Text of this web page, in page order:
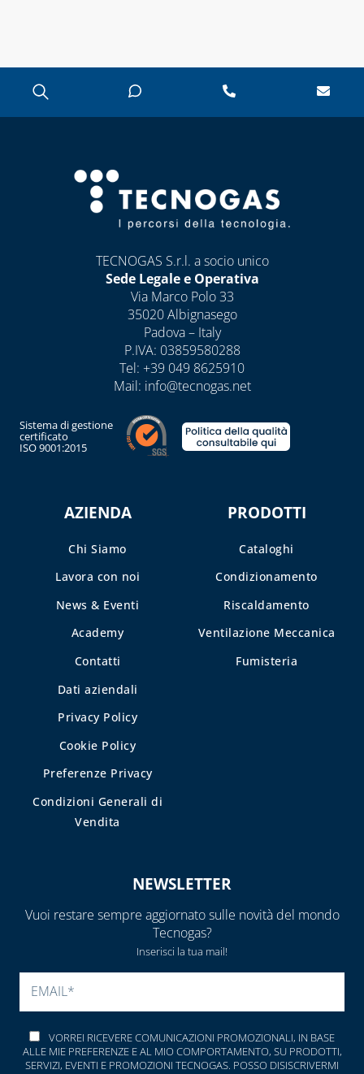
TECNOGAS S.r.l. a socio unico
Sede Legale e Operativa
Via Marco Polo 33
35020 Albignasego
Padova – Italy
P.IVA: 03859580288
Tel: +39 049 8625910
Mail: info@tecnogas.net
Sistema di gestione
certificato
ISO 9001:2015
AZIENDA
Chi Siamo
Lavora con noi
News & Eventi
Academy
Contatti
Dati aziendali
Privacy Policy
Cookie Policy
Preferenze Privacy
Condizioni Generali di
Vendita
PRODOTTI
Cataloghi
Condizionamento
Riscaldamento
Ventilazione Meccanica
Fumisteria
NEWSLETTER
Vuoi restare sempre aggiornato sulle novità del mondo
Tecnogas?
Inserisci la tua mail!
VORREI RICEVERE COMUNICAZIONI PROMOZIONALI, IN BASE
ALLE MIE PREFERENZE E AL MIO COMPORTAMENTO, SU PRODOTTI,
SERVIZI, EVENTI E PROMOZIONI TECNOGAS. POSSO DISISCRIVERMI